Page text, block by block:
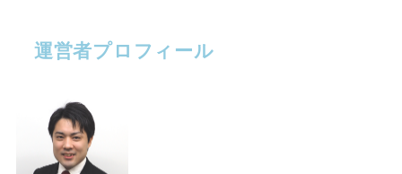
運営者プロフィール